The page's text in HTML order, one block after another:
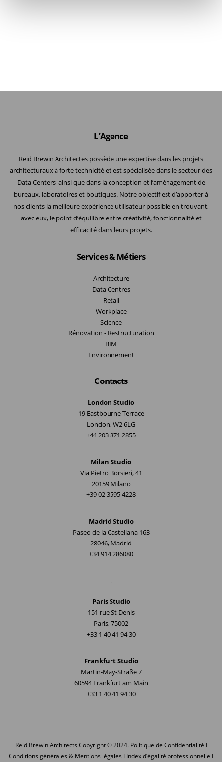
L’Agence
Reid Brewin Architectes possède une expertise dans les projets
architecturaux à forte technicité et est spécialisée dans le secteur des
Data Centers, ainsi que dans la conception et l’aménagement de
bureaux, laboratoires et boutiques. Notre objectif est d’apporter à
nos clients la meilleure expérience utilisateur possible en trouvant,
avec eux, le point d’équilibre entre créativité, fonctionnalité et
efficacité dans leurs projets.
Services & Métiers
Architecture
Data Centres
Retail
Workplace
Science
Rénovation - Restructuration
BIM
Environnement
Contacts
London Studio
19 Eastbourne Terrace
London, W2 6LG
+44 203 871 2855
Milan Studio
Via Pietro Borsieri, 41
20159 Milano
+39 02 3595 4228
Madrid Studio
Paseo de la Castellana 163
28046, Madrid
+34 914 286080
Paris Studio
151 rue St Denis
Paris, 75002
+33 1 40 41 94 30
Frankfurt Studio
Martin-May-Straße 7
60594 Frankfurt am Main
+33 1 40 41 94 30
Reid Brewin Architects Copyright © 2024. Politique de Confidentialité I
Conditions générales & Mentions légales I Index d’égalité professionnelle I